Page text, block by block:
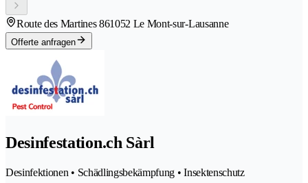
Route des Martines 861052 Le Mont-sur-Lausanne
Offerte anfragen
Desinfestation.ch Sàrl
Desinfektionen • Schädlingsbekämpfung • Insektenschutz